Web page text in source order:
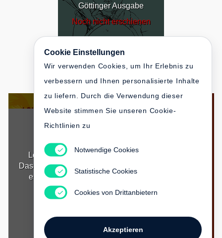
Göttinger Ausgabe
Noch nicht erschienen
Louise Kennedy
Das Ende der Welt ist
eine Sackgasse
€ 25.00
€ 24.00
Cookie Einstellungen
Wir verwenden Cookies, um Ihr Erlebnis zu
verbessern und Ihnen personalisierte Inhalte
zu liefern. Durch die Verwendung dieser
Website stimmen Sie unseren Cookie-
Richtlinien zu
Notwendige Cookies
Statistische Cookies
Cookies von Drittanbietern
Akzeptieren